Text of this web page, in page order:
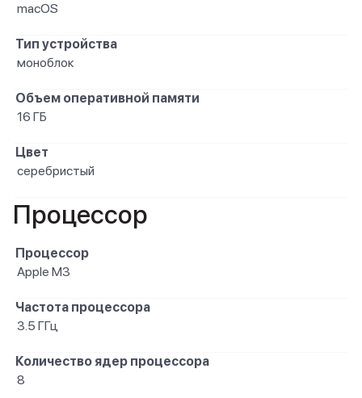
macOS
Тип устройства
моноблок
Объем оперативной памяти
16 ГБ
Цвет
серебристый
Процессор
Процессор
Apple M3
Частота процессора
3.5 ГГц
Количество ядер процессора
8